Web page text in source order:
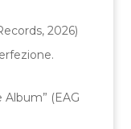
2026)
Album” (EAG